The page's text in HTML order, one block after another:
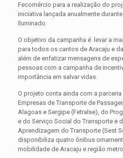
Fecomércio para a realização do
iniciativa lançada anualmente
Iluminado.
O objetivo da campanha é levar a
para todos os cantos de Aracaju e
além de enfatizar mensagens de
pessoas com a campanha de
importância em salvar vidas.
O projeto conta ainda com a
Empresas de Transporte de
Alagoas e Sergipe (Fetralse), do
e do Serviço Social do Transporte e
Aprendizagem do Transporte (Sest
disponibiliza quatro ônibus
mobilidade de Aracaju e região